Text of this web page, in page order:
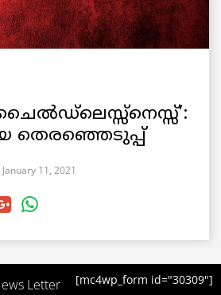
തെരഞ്ഞെടുപ്പ്
January 11, 2021
Letter [mc4wp_form id="30309"]